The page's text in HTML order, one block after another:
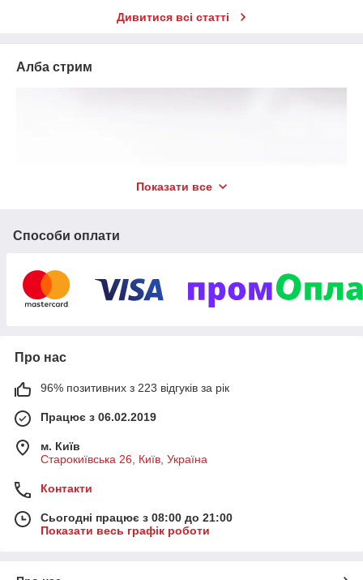
Дивитися всі статті
Алба стрим
Показати все
Способи оплати
Про нас
96% позитивних з 223 відгуків за рік
Працює з 06.02.2019
м. Київ
Старокиївська 26, Київ, Україна
Контакти
Сьогодні працює з 08:00 до 21:00
Показати весь графік роботи